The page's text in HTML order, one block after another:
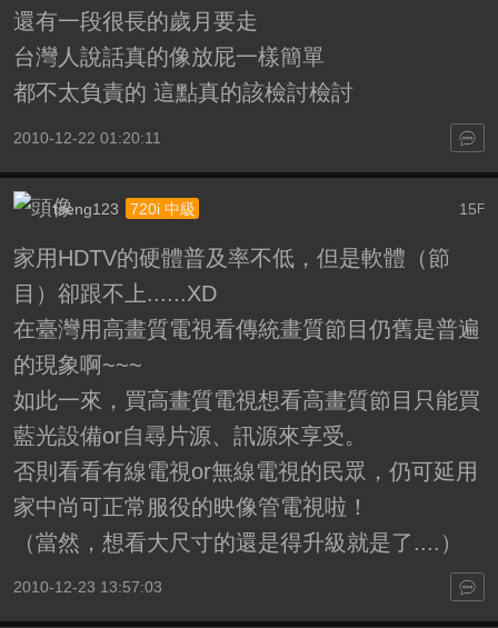
還有一段很長的歲月要走
台灣人說話真的像放屁一樣簡單
都不太負責的 這點真的該檢討檢討
2010-12-22 01:20:11
15F
tseng123 720i 中級
家用HDTV的硬體普及率不低，但是軟體（節
目）卻跟不上......XD
在臺灣用高畫質電視看傳統畫質節目仍舊是普遍
的現象啊~~~
如此一來，買高畫質電視想看高畫質節目只能買
藍光設備or自尋片源、訊源來享受。
否則看看有線電視or無線電視的民眾，仍可延用
家中尚可正常服役的映像管電視啦！
（當然，想看大尺寸的還是得升級就是了....）
2010-12-23 13:57:03